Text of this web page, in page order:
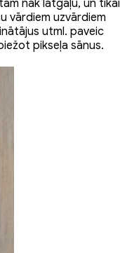
nāk latgaļu, un tikai
vārdiem uzvārdiem
utml. paveic
pikseļa sānus.